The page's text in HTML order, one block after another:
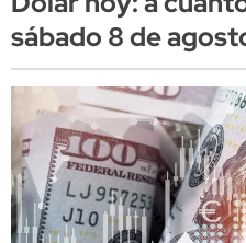
sábado 8 de